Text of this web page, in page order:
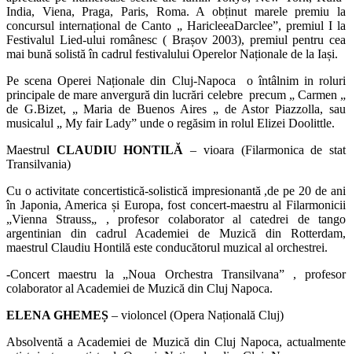
India, Viena, Praga, Paris, Roma. A obținut marele premiu la
concursul internațional de Canto „ HaricleeaDarclee”, premiul I la
Festivalul Lied-ului românesc ( Brașov 2003), premiul pentru cea
mai bună solistă în cadrul festivalului Operelor Naționale de la Iași.
Pe scena Operei Naționale din Cluj-Napoca o întâlnim in roluri
principale de mare anvergură din lucrări celebre precum „ Carmen „
de G.Bizet, „ Maria de Buenos Aires „ de Astor Piazzolla, sau
musicalul „ My fair Lady” unde o regăsim in rolul Elizei Doolittle.
Maestrul CLAUDIU HONTILĂ– vioara (Filarmonica de stat
Transilvania)
Cu o activitate concertistică-solistică impresionantă ,de pe 20 de ani
în Japonia, America și Europa, fost concert-maestru al Filarmonicii
„Vienna Strauss„ , profesor colaborator al catedrei de tango
argentinian din cadrul Academiei de Muzică din Rotterdam,
maestrul Claudiu Hontilă este conducătorul muzical al orchestrei.
-Concert maestru la „Noua Orchestra Transilvana” , profesor
colaborator al Academiei de Muzică din Cluj Napoca.
ELENA GHEMEȘ – violoncel (Opera Națională Cluj)
Absolventă a Academiei de Muzică din Cluj Napoca, actualmente